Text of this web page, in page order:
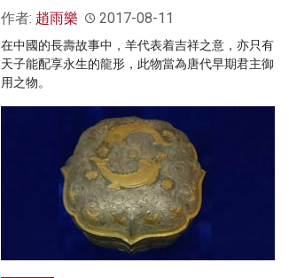
作者: 趙雨樂 2017-08-11
在中國的長壽故事中，羊代表着吉祥之意，亦只有
天子能配享永生的龍形，此物當為唐代早期君主御
用之物。